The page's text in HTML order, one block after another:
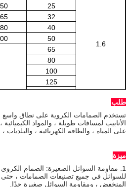
1.6
25
32
40
50
65
80
100
125
طلب
تستخدم الصمامات الكروية على نطاق
الأنابيب لمسافات طويلة ، والمواد
على المياه ، والطاقة الكهربائية ،
ميزة
1. مقاومة السوائل الصغيرة: الصمام
للسوائل في جميع تصنيفات الصمامات ، حتى
المنخفض ، ومقاومة السوائل صغيرة جدًا.